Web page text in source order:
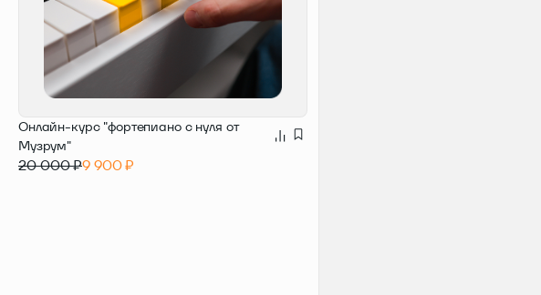
Онлайн-курс "фортепиано с нуля от
Музрум"
20 000 ₽9 900 ₽